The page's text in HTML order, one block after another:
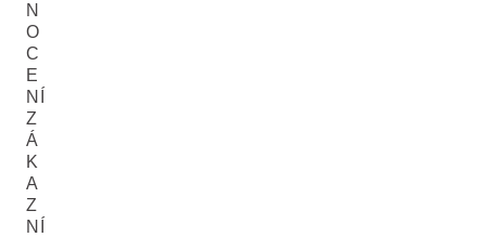
N
O
C
E
NÍ
Z
Á
K
A
Z
NÍ